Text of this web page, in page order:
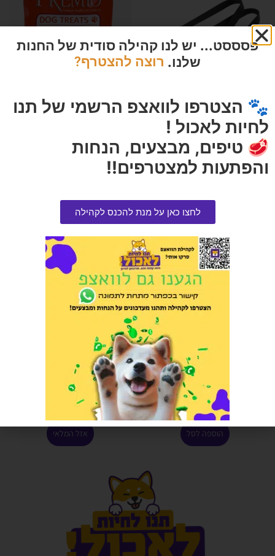
רצועה דו כלב 25 מ"מ
הרוויחו 2.70 נקודות ⭐
₪54.00
חטיף פרימיו לכלב לבבות לאבר
הרוויחו 0.95 נקודות ⭐
₪249.00
הוספה לסל
ליטר
הרוויחו 19.95 נקודות ⭐
399.00
אזל המלאי
פסססט... יש לנו קהילה סודית של החנות
שלנו. רוצה להצטרף?
🐾 הצטרפו לוואצפ הרשמי של תנו
לחיות לאכול !
🥩 טיפים, מבצעים, הנחות
והפתעות למצטרפים!!
לחצו כאן על מנת להכנס לקהילה